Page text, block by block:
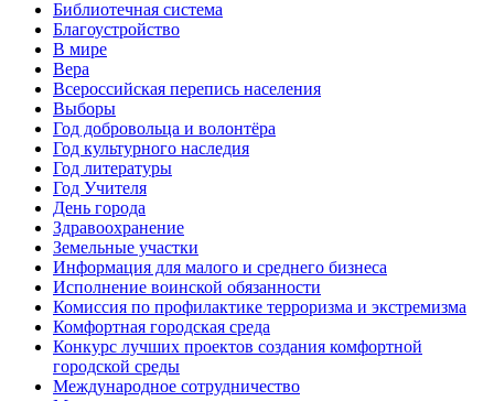
Библиотечная система
Благоустройство
В мире
Вера
Всероссийская перепись населения
Выборы
Год добровольца и волонтёра
Год культурного наследия
Год литературы
Год Учителя
День города
Здравоохранение
Земельные участки
Информация для малого и среднего бизнеса
Исполнение воинской обязанности
Комиссия по профилактике терроризма и экстремизма
Комфортная городская среда
Конкурс лучших проектов создания комфортной
городской среды
Международное сотрудничество